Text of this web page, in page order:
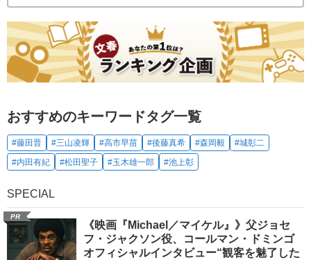
おすすめのキーワードタグ一覧
#藤田晋 #三山凌輝 #高市早苗 #後藤真希 #森岡毅
#城彰二
#内田有紀
#松田聖子 #玉木雄一郎 #池上彰
SPECIAL
PR
《映画『Michael／マイケル』》父ジョセ
フ・ジャクソン役、コールマン・ドミンゴ
オフィシャルインタビュー“観客を魅了した